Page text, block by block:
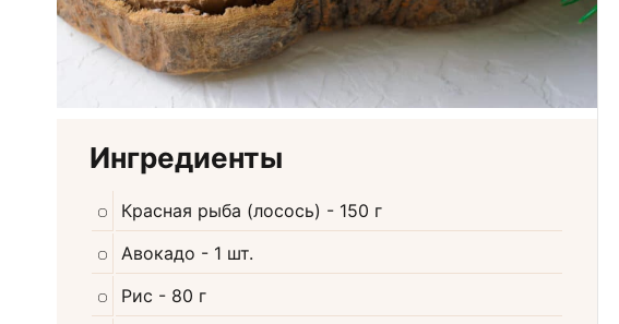
Ингредиенты
Красная рыба (лосось) - 150 г
Авокадо - 1 шт.
Рис - 80 г